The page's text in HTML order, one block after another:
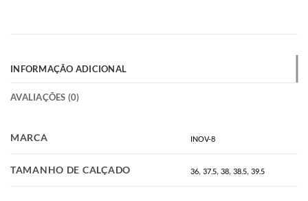
INFORMAÇÃO ADICIONAL
AVALIAÇÕES (0)
MARCA INOV-8
TAMANHO DE CALÇADO 36,37.5,38,38.5,39.5